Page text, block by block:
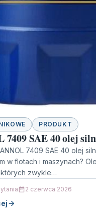
PRODUKT
7409 SAE 40 olej
7409 SAE 40 olej
w flotach i maszynach?
zwykle…
2 czerwca 2026